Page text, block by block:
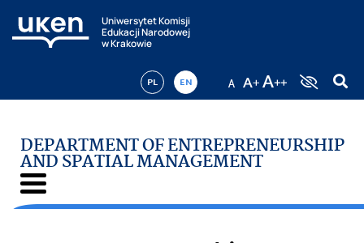
Uniwersytet Komisji
Edukacji Narodowej
w Krakowie
PL EN
DEPARTMENT OF ENTREPRENEURSHIP
AND SPATIAL MANAGEMENT